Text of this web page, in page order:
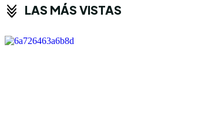
LAS MÁS VISTAS